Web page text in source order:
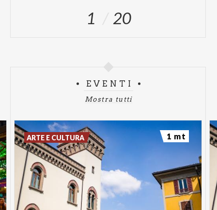
1 20
EVENTI
Mostra tutti
ARTE E CULTURA 1 mt